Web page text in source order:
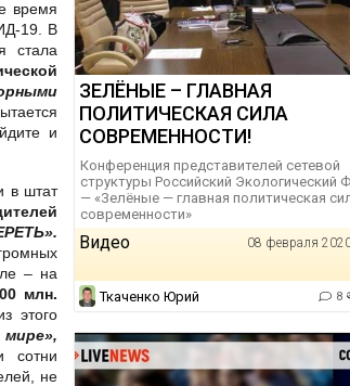
время
19. В
стала
и
в штат
– на
млн.
этого
сотни
не
ЗЕЛЁНЫЕ – ГЛАВНАЯ
ПОЛИТИЧЕСКАЯ СИЛА
СОВРЕМЕННОСТИ!
Конференция представителей сетевой
структуры Российский Экологический
— «Зелёные — главная политическая
современности»
Видео 08 февраля
Ткаченко Юрий 8